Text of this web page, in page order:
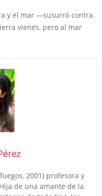
y el mar —susurró contra
vienes, pero al mar
2001) profesora y
de una amante de la